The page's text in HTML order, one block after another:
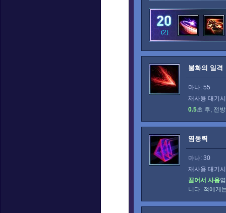
(2)
불화의 일격
마나: 55
재사용 대기
0.5초 후, 전
염동력
마나: 30
재사용 대기
끌어서 사용
니다. 적에게